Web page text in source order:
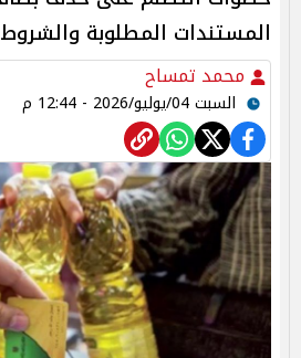
المستندات المطلوبة والشروط
محمد تمساح
السبت 04/يوليو/2026 - 12:44 م